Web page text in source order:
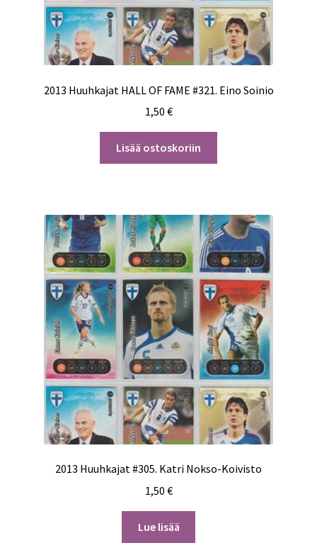
2013 Huuhkajat HALL OF FAME #321. Eino Soinio
1,50 €
Lisää ostoskoriin
2013 Huuhkajat #305. Katri Nokso-Koivisto
1,50 €
Lue lisää